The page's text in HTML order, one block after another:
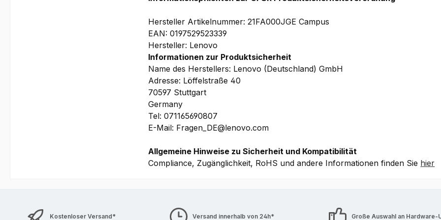
Ihrem Lenovo Mobile WorkStation-Modell für die von Ihnen geplante[n]
benötigen, um die optimale und reibungslose Performance zu gewährleisten.
Hersteller Artikelnummer: 21FA000JGE Campus
EAN: 0197529523339
Hersteller: Lenovo
Informationen zur Produktsicherheit
Name des Herstellers: Lenovo (Deutschland) GmbH
Adresse: Löffelstraße 40
70597 Stuttgart
Germany
Tel: 071165690807
E-Mail: Fragen_DE@lenovo.com
Allgemeine Hinweise zu Sicherheit und Kompatibilität
Compliance, Zugänglichkeit, RoHS und andere Informationen finden Sie hier
Kostenloser Versand* Versand innerhalb von 24h* Große Auswahl an Hardware-